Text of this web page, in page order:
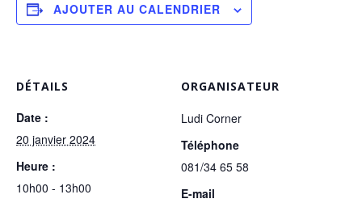
AJOUTER AU CALENDRIER
DÉTAILS
Date :
20 janvier 2024
Heure :
10h00 - 13h00
ORGANISATEUR
Ludi Corner
Téléphone
081/34 65 58
E-mail